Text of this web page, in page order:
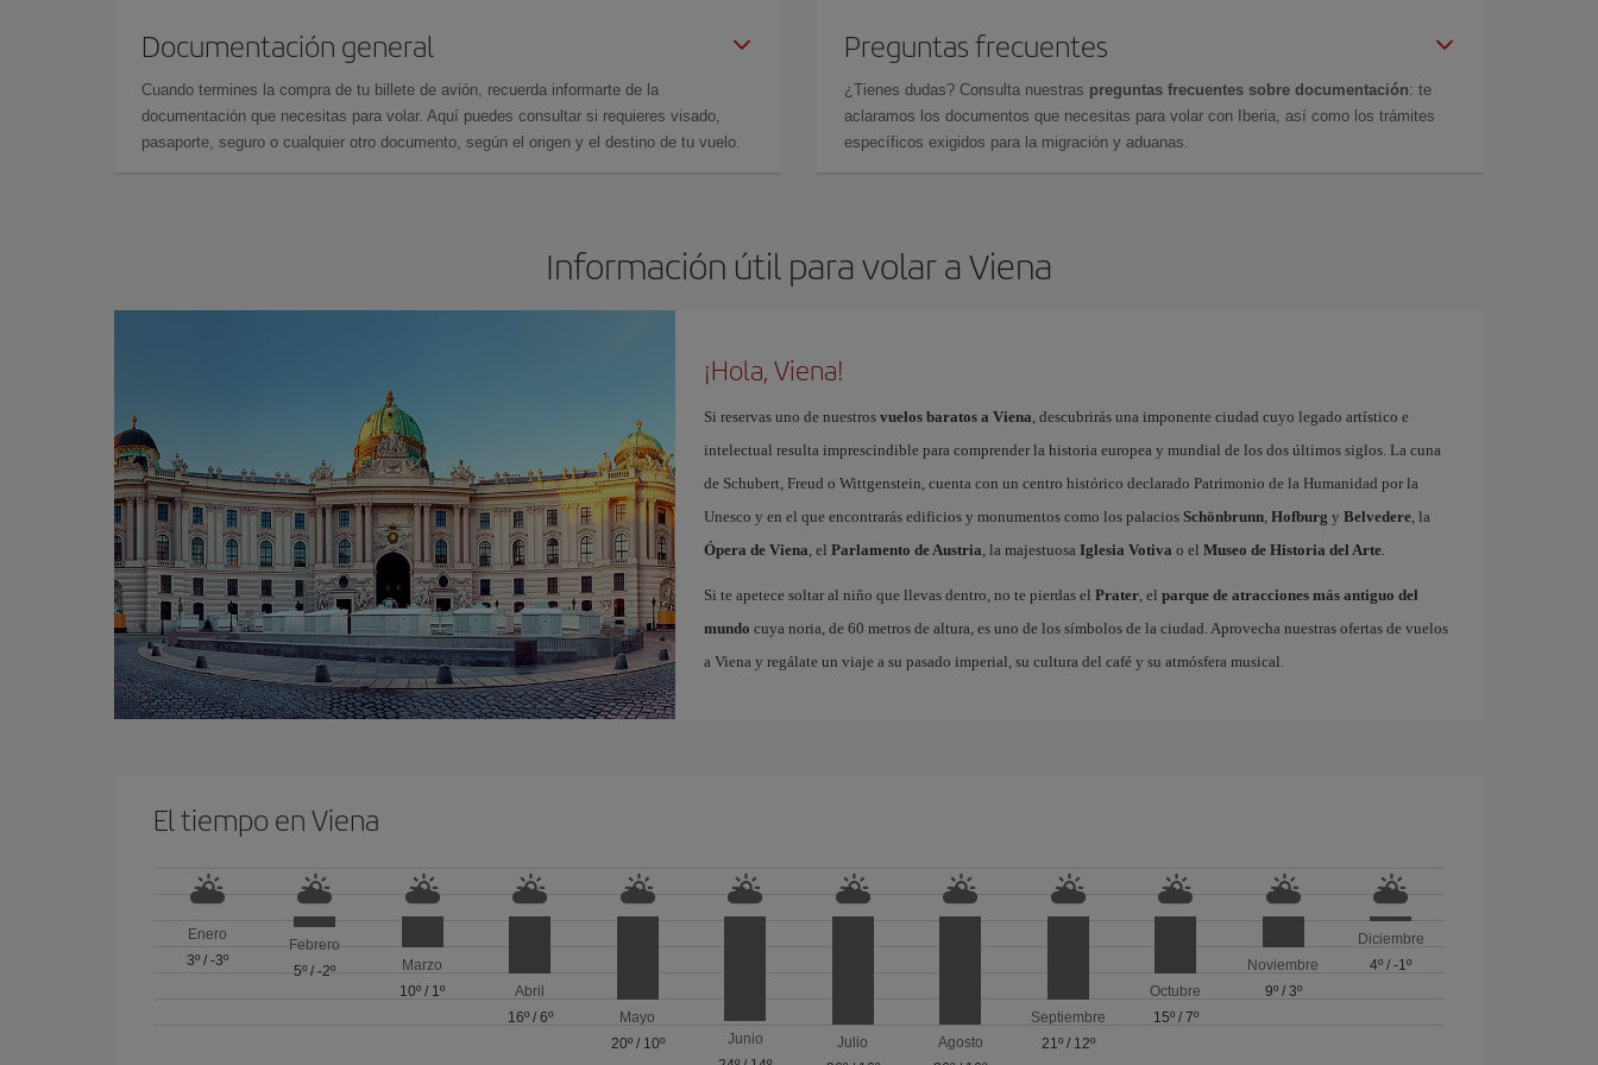
Documentación general
Cuando termines la compra de tu billete de avión, recuerda informarte de la
documentación que necesitas para volar. Aquí puedes consultar si requieres visado,
pasaporte, seguro o cualquier otro documento, según el origen y el destino de tu vuelo.
Preguntas frecuentes
¿Tienes dudas? Consulta nuestras preguntas frecuentes sobre documentación: te
aclaramos los documentos que necesitas para volar con Iberia, así como los trámites
específicos exigidos para la migración y aduanas.
Información útil para volar a Viena
¡Hola, Viena!
Si reservas uno de nuestros vuelos baratos a Viena, descubrirás una imponente ciudad cuyo legado artístico e
intelectual resulta imprescindible para comprender la historia europea y mundial de los dos últimos siglos. La cuna
de Schubert, Freud o Wittgenstein, cuenta con un centro histórico declarado Patrimonio de la Humanidad por la
Unesco y en el que encontrarás edificios y monumentos como los palacios Schönbrunn, Hofburg y Belvedere, la
Ópera de Viena, el Parlamento de Austria, la majestuosa Iglesia Votiva o el Museo de Historia del Arte.
Si te apetece soltar al niño que llevas dentro, no te pierdas el Prater, el parque de atracciones más antiguo del
mundo cuya noria, de 60 metros de altura, es uno de los símbolos de la ciudad. Aprovecha nuestras ofertas de vuelos
a Viena y regálate un viaje a su pasado imperial, su cultura del café y su atmósfera musical.
El tiempo en Viena
Enero
3º/ -3º
Febrero
5º /-2º
Marzo
10º / 1º
Abril
16º/ 6º
Mayo
20º/ 10º
Junio
Julio
Agosto
Septiembre
21º/ 12º
Octubre
15º/ 7º
Noviembre
9º/ 3º
Diciembre
4º /-1º